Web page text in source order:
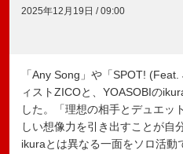
2025年12月19日 / 09:00
「Any Song」や「SPOT!
ィストZICOと、YOASOBIの
した。「理想の相手とデュエッ
しい想像力を引き出すことが自
ikuraとは異なる一面をソロ活